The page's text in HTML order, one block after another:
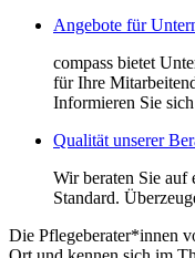
Angebote für
compass bietet
für Ihre
Informieren Sie
Qualität unserer
Wir beraten Sie auf
Standard.
Die Pflegeberater*innen